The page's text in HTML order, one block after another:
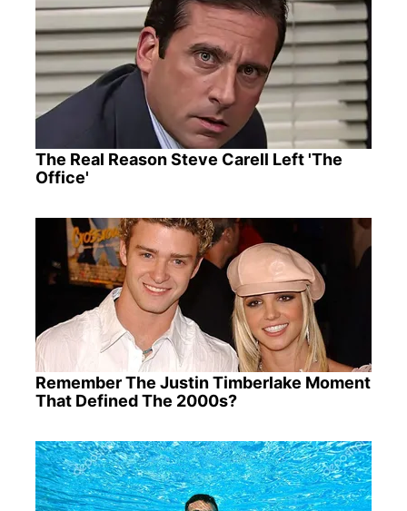
The Real Reason Steve Carell Left 'The
Office'
Remember The Justin Timberlake Moment
That Defined The 2000s?